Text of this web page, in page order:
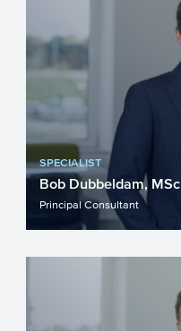
SPECIALIST
Bob Dubbeldam, MSc
Principal Consultant